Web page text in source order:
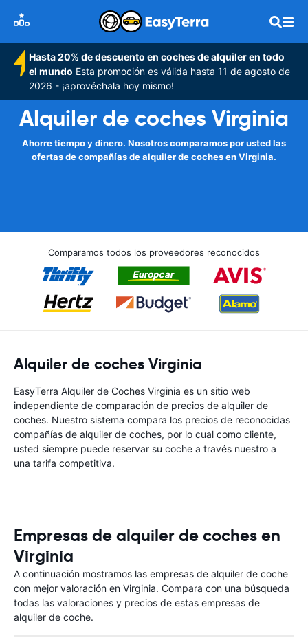
Hasta 20% de descuento en coches de alquiler en todo
el mundo Esta promoción es válida hasta 11 de agosto de
2026 - ¡aprovéchala hoy mismo!
Alquiler de coches Virginia
Ahorre tiempo y dinero. Nosotros comparamos por usted las
ofertas de compañías de alquiler de coches en Virginia.
Comparamos todos los proveedores reconocidos
Alquiler de coches Virginia
EasyTerra Alquiler de Coches Virginia es un sitio web
independiente de comparación de precios de alquiler de
coches. Nuestro sistema compara los precios de reconocidas
compañías de alquiler de coches, por lo cual como cliente,
usted siempre puede reservar su coche a través nuestro a
una tarifa competitiva.
Empresas de alquiler de coches en
Virginia
A continuación mostramos las empresas de alquiler de coche
con mejor valoración en Virginia. Compara con una búsqueda
todas las valoraciones y precios de estas empresas de
alquiler de coche.